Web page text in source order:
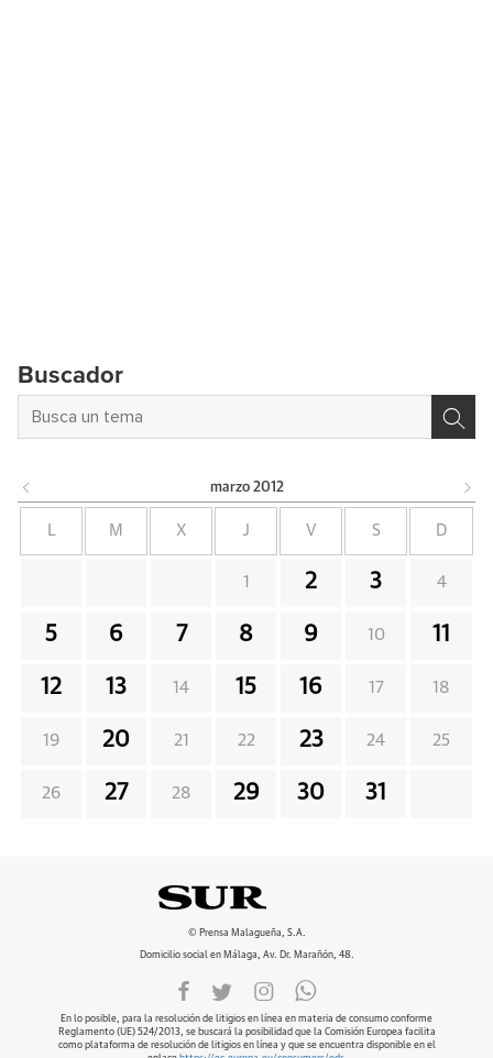
Buscador
marzo 2012
L M X J V S D
1 2 3 4
5 6 7 8 9 10 11
12 13 14 15 16 17 18
19 20 21 22 23 24 25
26 27 28 29 30 31
© Prensa Malagueña, S.A.
Domicilio social en Málaga, Av. Dr. Marañón, 48.
En lo posible, para la resolución de litigios en línea en materia de consumo conforme
Reglamento (UE) 524/2013, se buscará la posibilidad que la Comisión Europea facilita
como plataforma de resolución de litigios en línea y que se encuentra disponible en el